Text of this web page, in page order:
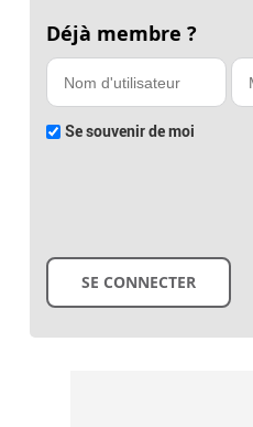
Déjà membre ?
Se souvenir de moi